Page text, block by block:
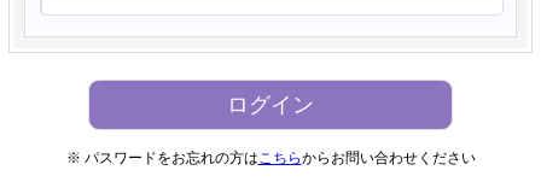
※ パスワードをお忘れの方はこちらからお問い合わせください